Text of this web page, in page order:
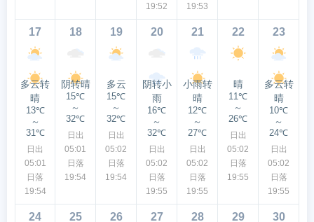
19:52
19:53
17
多云转
晴
13℃
～
31℃
日出
05:01
日落
19:54
18
阴转晴
15℃
～
32℃
日出
05:01
日落
19:54
19
多云
15℃
～
32℃
日出
05:02
日落
19:54
20
阴转小
雨
16℃
～
32℃
日出
05:02
日落
19:55
21
小雨转
晴
12℃
～
27℃
日出
05:02
日落
19:55
22
晴
11℃
～
26℃
日出
05:02
日落
19:55
23
多云转
晴
10℃
～
24℃
日出
05:02
日落
19:55
24 25 26 27 28 29 30